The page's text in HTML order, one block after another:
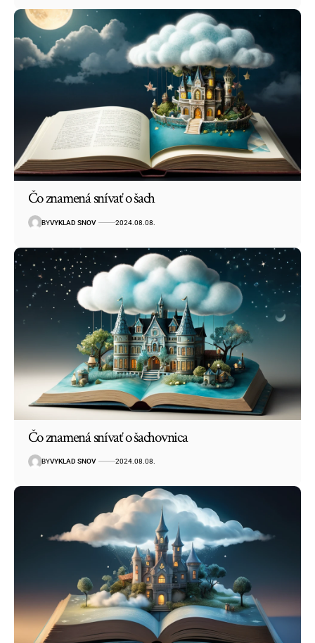
Čo znamená snívať o šach
BYVYKLAD SNOV 2024.08.08.
Čo znamená snívať o šachovnica
BYVYKLAD SNOV 2024.08.08.